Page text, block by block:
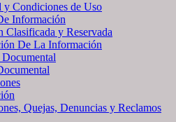
y Condiciones de Uso
Información
y Reservada
De La Información
Quejas, Denuncias y Reclamos